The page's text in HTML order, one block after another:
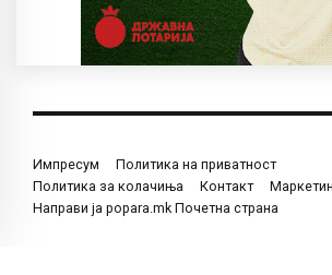
Импресум
Политика на приватност
Политика за колачиња
Контакт
Направи ја popara.mk Почетна страна